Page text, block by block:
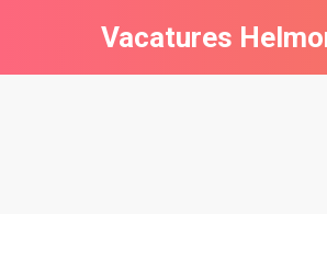
Vacatures